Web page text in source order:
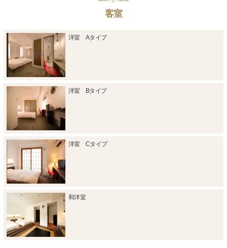
客室
洋室 Aタイプ
洋室 Bタイプ
洋室 Cタイプ
和洋室